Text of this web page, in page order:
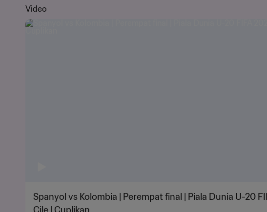
Video
Spanyol vs Kolombia | Perempat final | Piala Dunia U-20